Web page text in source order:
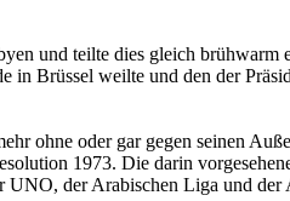
und teilte dies gleich brühwarm
in Brüssel weilte und den der
ohne oder gar gegen seinen
1973. Die darin
UNO, der Arabischen Liga und der